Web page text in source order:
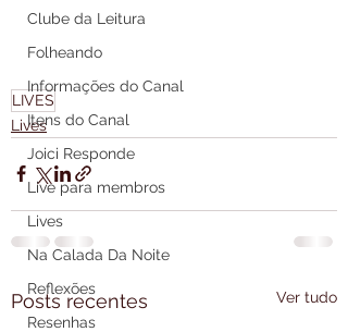
Clube da Leitura
Folheando
Informações do Canal
Itens do Canal
Joici Responde
Live para membros
Lives
Na Calada Da Noite
Reflexões
Resenhas
LIVES
Lives
Posts recentes Ver tudo